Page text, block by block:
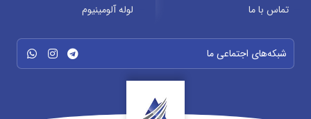
تماس با ما
لوله آلومینیوم
شبکه‌های اجتماعی ما